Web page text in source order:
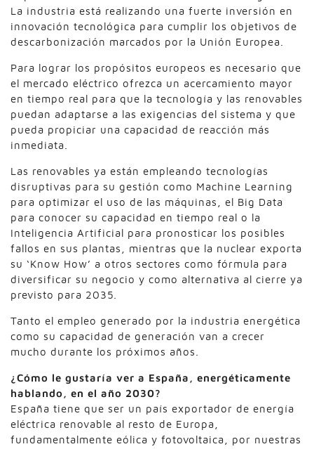
La industria está realizando una fuerte inversión en
innovación tecnológica para cumplir los objetivos de
descarbonización marcados por la Unión Europea.
Para lograr los propósitos europeos es necesario que
el mercado eléctrico ofrezca un acercamiento mayor
en tiempo real para que la tecnología y las renovables
puedan adaptarse a las exigencias del sistema y que
pueda propiciar una capacidad de reacción más
inmediata.
Las renovables ya están empleando tecnologías
disruptivas para su gestión como Machine Learning
para optimizar el uso de las máquinas, el Big Data
para conocer su capacidad en tiempo real o la
Inteligencia Artificial para pronosticar los posibles
fallos en sus plantas, mientras que la nuclear exporta
su ‘Know How’ a otros sectores como fórmula para
diversificar su negocio y como alternativa al cierre ya
previsto para 2035.
Tanto el empleo generado por la industria energética
como su capacidad de generación van a crecer
mucho durante los próximos años.
¿Cómo le gustaría ver a España, energéticamente
hablando, en el año 2030?
España tiene que ser un país exportador de energía
eléctrica renovable al resto de Europa,
fundamentalmente eólica y fotovoltaica, por nuestras